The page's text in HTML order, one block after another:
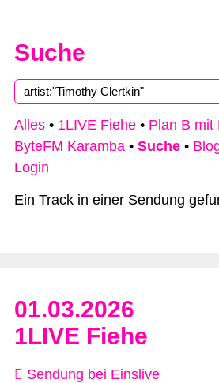
Suche
Alles • 1LIVE Fiehe • Plan B mit
ByteFM Karamba • Suche •
Login
Ein Track in einer Sendung
01.03.2026
1LIVE Fiehe
Sendung bei Einslive